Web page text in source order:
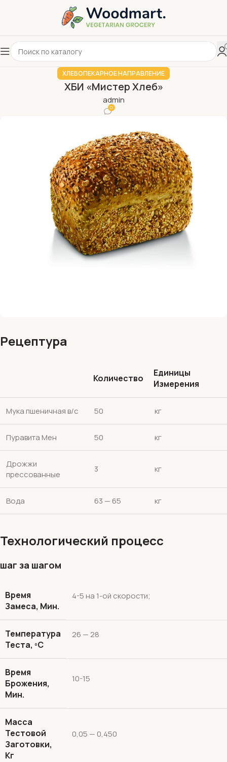
ХЛЕБОПЕКАРНОЕ НАПРАВЛЕНИЕ
ХБИ «Мистер Хлеб»
admin
0
Рецептура
Количество
Единицы
Измерения
Мука пшеничная в/с 50 кг
Пуравита Мен 50 кг
Дрожжи
прессованные
3 кг
Вода 63 — 65 кг
Технологический процесс
шаг за шагом
Время
Замеса, Мин.
4-5 на 1-ой скорости;
Температура
Теста, ºС
26 — 28
Время
Брожения,
Мин.
10-15
Масса
Тестовой
Заготовки,
Кг
0,05 — 0,450